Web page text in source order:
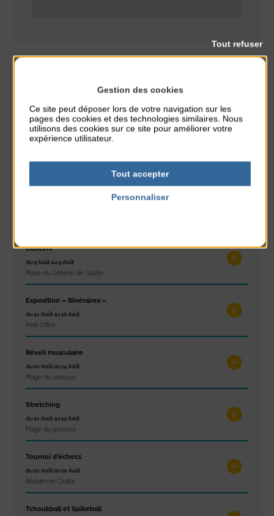
PARTAGER CETTE INFO :
Concert
du 9 Août au 9 Août
Place du Général de Gaulle
Exposition « Itinéraires »
du 10 Août au 16 Août
Petit Office
Réveil musculaire
du 10 Août au 14 Août
Plage du passous
Stretching
du 10 Août au 14 Août
Plage du passous
Tournoi d’échecs
du 10 Août au 10 Août
Résidence Challe
Tchoukball et Spikeball
Gestion des cookies
Ce site peut déposer lors de votre navigation sur les
pages des cookies et des technologies similaires. Nous
utilisons des cookies sur ce site pour améliorer votre
expérience utilisateur.
Tout accepter
Tout refuser
Personnaliser